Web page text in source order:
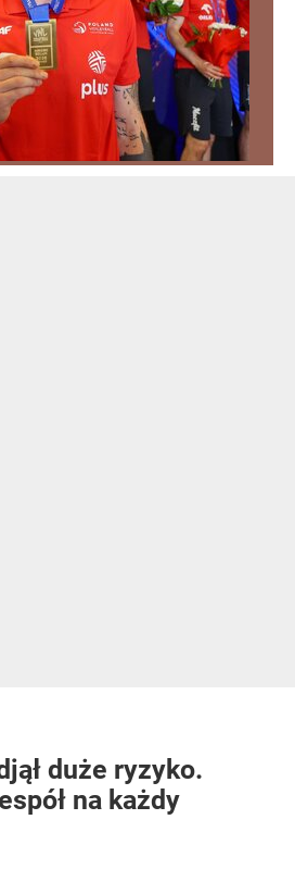
duże ryzyko.
na każdy